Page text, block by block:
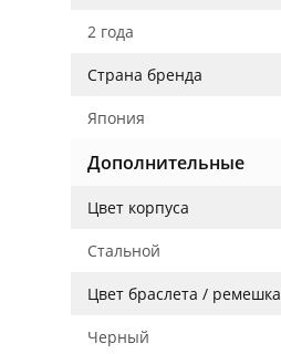
2 года
Страна бренда
Япония
Дополнительные
Цвет корпуса
Стальной
Цвет браслета / ремешка
Черный